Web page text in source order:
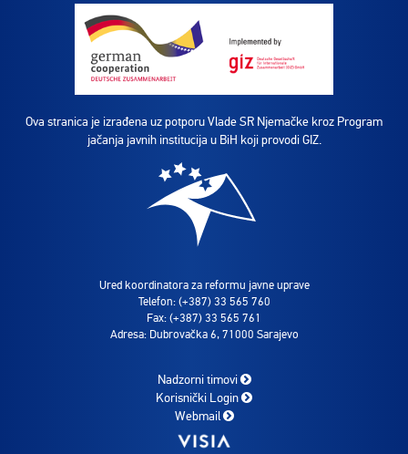
Ova stranica je izrađena uz potporu Vlade SR Njemačke kroz Program
jačanja javnih institucija u BiH koji provodi GIZ.
Ured koordinatora za reformu javne uprave
Telefon: (+387) 33 565 760
Fax: (+387) 33 565 761
Adresa: Dubrovačka 6, 71000 Sarajevo
Nadzorni timovi
Korisnički Login
Webmail